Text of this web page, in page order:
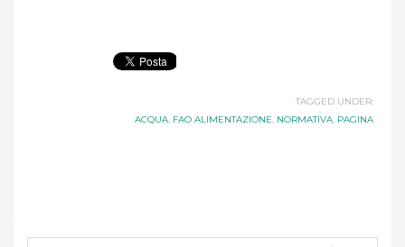
TAGGED UNDER:
ACQUA, FAO ALIMENTAZIONE, NORMATIVA, PAGINA